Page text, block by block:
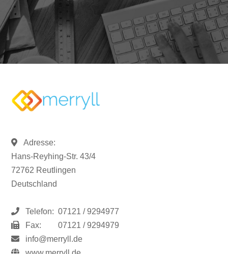
Adresse:
Hans-Reyhing-Str. 43/4
72762 Reutlingen
Deutschland
Telefon: 07121 / 9294977
Fax:
07121 / 9294979
info@merryll.de